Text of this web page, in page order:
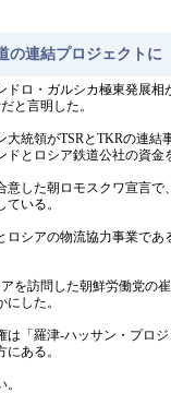
の連結プロジェクトに
ロ・ガルシカ極東発展
と言明した。
統領がTSRとTKRの連
とロシア鉄道公社の資金
した朝ロモスクワ宣言
いる。
シアの物流協力事業で
を訪問した朝鮮労働党
した。
「羅津-ハッサン・プロ
ある。